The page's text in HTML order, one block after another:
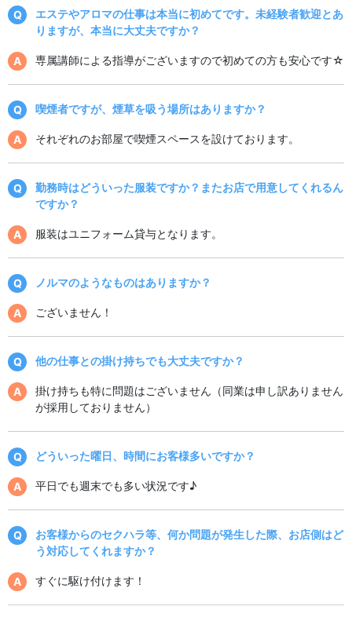
エステやアロマの仕事は本当に初めてです。未経験者歓迎とあ
りますが、本当に大丈夫ですか？
専属講師による指導がございますので初めての方も安心です☆
喫煙者ですが、煙草を吸う場所はありますか？
それぞれのお部屋で喫煙スペースを設けております。
勤務時はどういった服装ですか？またお店で用意してくれるん
ですか？
服装はユニフォーム貸与となります。
ノルマのようなものはありますか？
ございません！
他の仕事との掛け持ちでも大丈夫ですか？
掛け持ちも特に問題はございません（同業は申し訳ありません
が採用しておりません）
どういった曜日、時間にお客様多いですか？
平日でも週末でも多い状況です♪
お客様からのセクハラ等、何か問題が発生した際、お店側はど
う対応してくれますか？
すぐに駆け付けます！